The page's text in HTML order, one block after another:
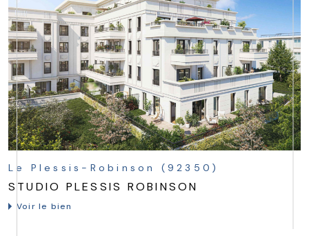
Le Plessis-Robinson (92350)
STUDIO PLESSIS ROBINSON
Voir le bien